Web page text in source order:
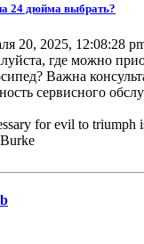
24 дюйма выбрать?
20, 2025, 12:08:28
где можно
Важна
сервисного
for evil to triumph